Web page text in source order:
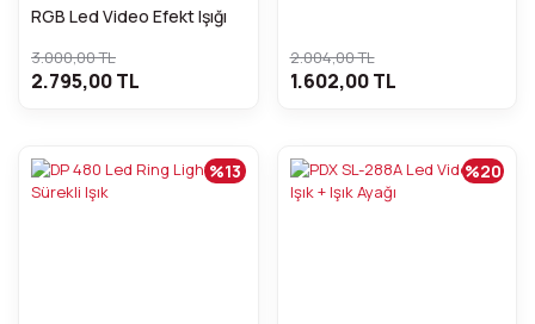
RGB Led Video Efekt Işığı
3.000,00 TL
2.795,00 TL
2.004,00 TL
1.602,00 TL
%13 %20